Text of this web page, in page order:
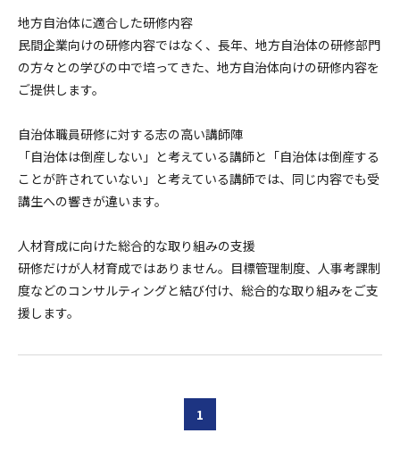
地方自治体に適合した研修内容
民間企業向けの研修内容ではなく、長年、地方自治体の研修部門
の方々との学びの中で培ってきた、地方自治体向けの研修内容を
ご提供します。
自治体職員研修に対する志の高い講師陣
「自治体は倒産しない」と考えている講師と「自治体は倒産する
ことが許されていない」と考えている講師では、同じ内容でも受
講生への響きが違います。
人材育成に向けた総合的な取り組みの支援
研修だけが人材育成ではありません。目標管理制度、人事考課制
度などのコンサルティングと結び付け、総合的な取り組みをご支
援します。
1